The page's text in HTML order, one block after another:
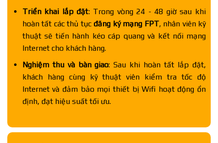
Triển khai lắp đặt: Trong vòng 24 - 48 giờ sau khi
hoàn tất các thủ tục đăng ký mạng FPT, nhân viên kỹ
thuật sẽ tiến hành kéo cáp quang và kết nối mạng
Internet cho khách hàng.
Nghiệm thu và bàn giao: Sau khi hoàn tất lắp đặt,
khách hàng cùng kỹ thuật viên kiểm tra tốc độ
Internet và đảm bảo mọi thiết bị Wifi hoạt động ổn
định, đạt hiệu suất tối ưu.